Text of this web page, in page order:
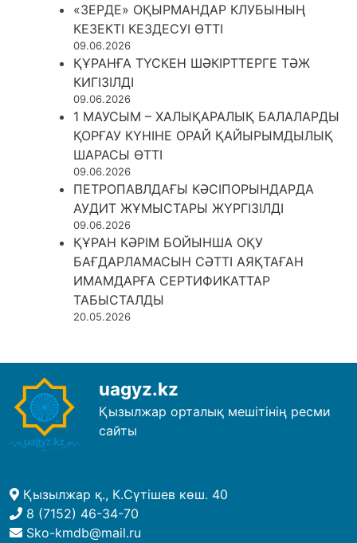
«ЗЕРДЕ» ОҚЫРМАНДАР КЛУБЫНЫҢ
КЕЗЕКТІ КЕЗДЕСУІ ӨТТІ
09.06.2026
ҚҰРАНҒА ТҮСКЕН ШӘКІРТТЕРГЕ ТӘЖ
КИГІЗІЛДІ
09.06.2026
1 МАУСЫМ – ХАЛЫҚАРАЛЫҚ БАЛАЛАРДЫ
ҚОРҒАУ КҮНІНЕ ОРАЙ ҚАЙЫРЫМДЫЛЫҚ
ШАРАСЫ ӨТТІ
09.06.2026
ПЕТРОПАВЛДАҒЫ КӘСІПОРЫНДАРДА
АУДИТ ЖҰМЫСТАРЫ ЖҮРГІЗІЛДІ
09.06.2026
ҚҰРАН КӘРІМ БОЙЫНША ОҚУ
БАҒДАРЛАМАСЫН СӘТТІ АЯҚТАҒАН
ИМАМДАРҒА СЕРТИФИКАТТАР
ТАБЫСТАЛДЫ
20.05.2026
uagyz.kz
Қызылжар орталық мешітінің ресми
сайты
Қызылжар қ., К.Сүтішев көш. 40
8 (7152) 46-34-70
Sko-kmdb@mail.ru